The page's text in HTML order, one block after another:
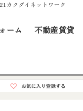
カクダイネットワーク
ーム 不動産賃貸